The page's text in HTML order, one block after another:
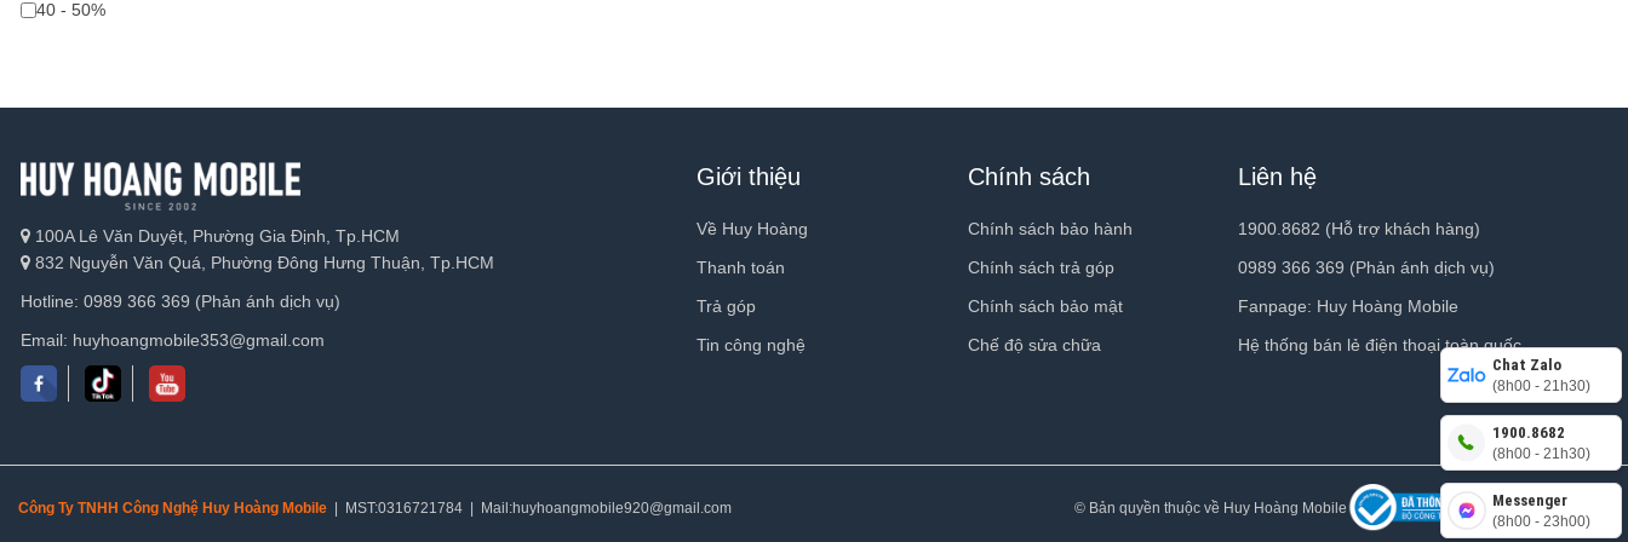
40 - 50%
100A Lê Văn Duyệt, Phường Gia Định, Tp.HCM
832 Nguyễn Văn Quá, Phường Đông Hưng Thuận, Tp.HCM
Hotline: 0989 366 369 (Phản ánh dịch vụ)
Email: huyhoangmobile353@gmail.com
Giới thiệu
Về Huy Hoàng
Thanh toán
Trả góp
Tin công nghệ
Chính sách
Chính sách bảo hành
Chính sách trả góp
Chính sách bảo mật
Chế độ sửa chữa
Liên hệ
1900.8682 (Hỗ trợ khách hàng)
0989 366 369 (Phản ánh dịch vụ)
Fanpage: Huy Hoàng Mobile
Hệ thống bán lẻ điện thoại toàn quốc
Công Ty TNHH Công Nghệ Huy Hoàng Mobile | MST:0316721784 | Mail:huyhoangmobile920@gmail.com © Bản quyền thuộc về Huy Hoàng Mobile
Chat Zalo
(8h00 - 21h30)
1900.8682
(8h00 - 21h30)
Messenger
(8h00 - 23h00)